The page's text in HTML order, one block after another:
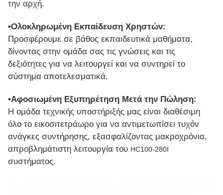
την αρχή.
•Ολοκληρωμένη Εκπαίδευση Χρηστών:
Προσφέρουμε σε βάθος εκπαιδευτικά μαθήματα,
δίνοντας στην ομάδα σας τις γνώσεις και τις
δεξιότητες για να λειτουργεί και να συντηρεί το
σύστημα αποτελεσματικά.
•Αφοσιωμένη Εξυπηρέτηση Μετά την Πώληση:
Η ομάδα τεχνικής υποστήριξής μας είναι διαθέσιμη
όλο το εικοσιτετράωρο για να αντιμετωπίσει τυχόν
ανάγκες συντήρησης, εξασφαλίζοντας μακροχρόνια,
απροβλημάτιστη λειτουργία του HC100-280I
συστήματος.